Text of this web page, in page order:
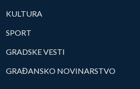
KULTURA
SPORT
GRADSKE VESTI
GRAĐANSKO NOVINARSTVO